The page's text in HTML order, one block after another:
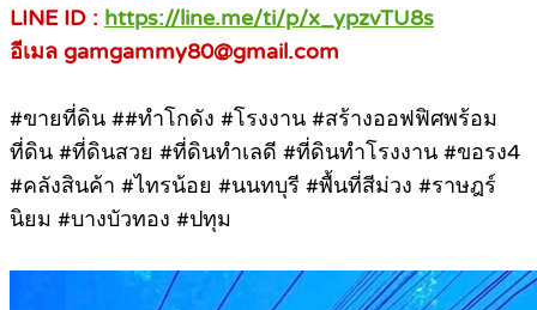
LINE ID : https://line.me/ti/p/x_ypzvTU8s
อีเมล gamgammy80@gmail.com
#ขายที่ดิน ##ทําโกดัง #โรงงาน #สร้างออฟฟิศพร้อม
ที่ดิน #ที่ดินสวย #ที่ดินทำเลดี #ที่ดินทำโรงงาน #ขอรง4
#คลังสินค้า #ไทรน้อย #นนทบุรี #พื้นที่สีม่วง #ราษฎร์
นิยม #บางบัวทอง #ปทุม